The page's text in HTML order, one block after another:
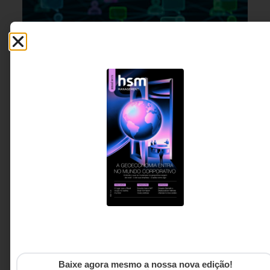
16 DE JULHO DE 2026 14H00
Mundial de futebol: a guerra pela atenção
em um grande evento, o mercado de mídia muda de
Baixe agora mesmo a nossa nova edição!